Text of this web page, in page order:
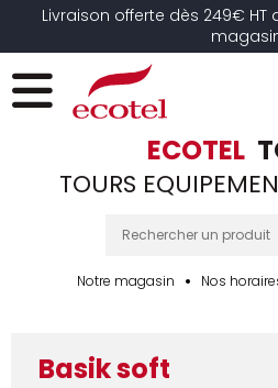
Livraison offerte dès 249€ HT
ECOTEL
TOURS
Notre magasin Nos
Basik soft
Panneau de gestion des cookies